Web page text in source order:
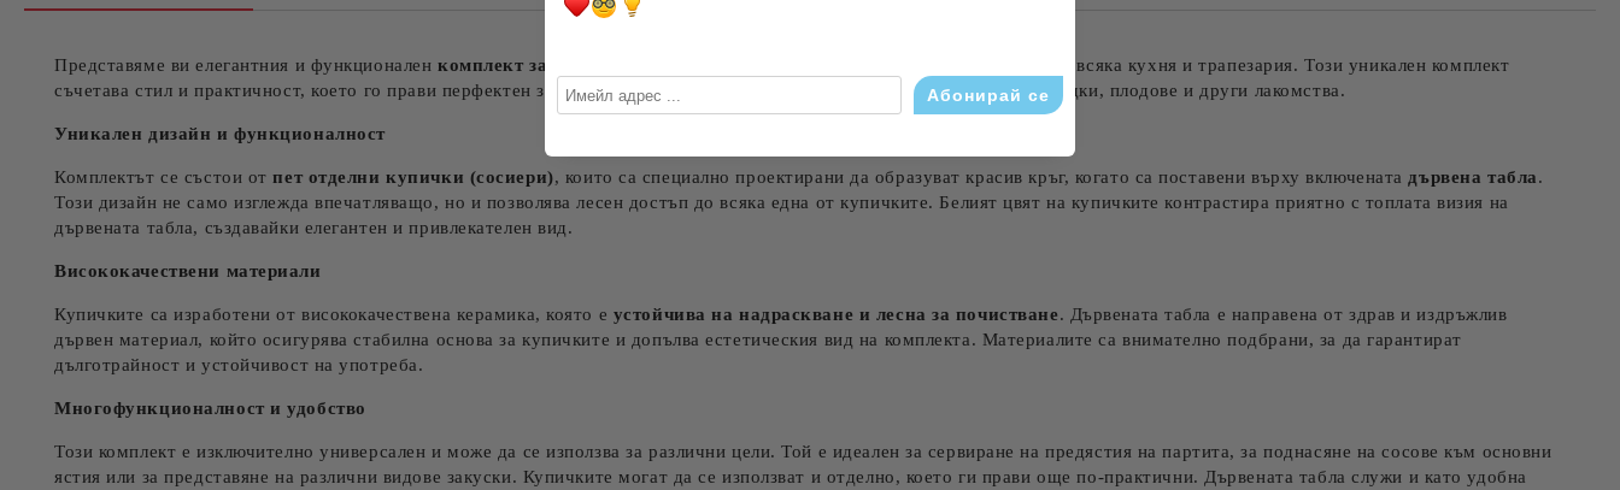
Представяме ви елегантния и функционален комплект за сервиране Danny Home
, който е идеалното допълнение към всяка кухня и трапезария. Този уникален комплект
съчетава стил и практичност, което го прави перфектен за сервиране на различни видове предястия, сосове, дипове, ядки, плодове и други лакомства.
Уникален дизайн и функционалност
Комплектът се състои отпет отделни купички (сосиери), които са специално проектирани да образуват красив кръг, когато са поставени върху включената дървена табла.
Този дизайн не само изглежда впечатляващо, но и позволява лесен достъп до всяка една от купичките. Белият цвят на купичките контрастира приятно с топлата визия на
дървената табла, създавайки елегантен и привлекателен вид.
Висококачествени материали
Купичките са изработени от висококачествена керамика, която е устойчива на надраскване и лесна за почистване. Дървената табла е направена от здрав и издръжлив
дървен материал, който осигурява стабилна основа за купичките и допълва естетическия вид на комплекта. Материалите са внимателно подбрани, за да гарантират
дълготрайност и устойчивост на употреба.
Многофункционалност и удобство
Този комплект е изключително универсален и може да се използва за различни цели. Той е идеален за сервиране на предястия на партита, за поднасяне на сосове към основни
ястия или за представяне на различни видове закуски. Купичките могат да се използват и отделно, което ги прави още по-практични. Дървената табла служи и като удобна